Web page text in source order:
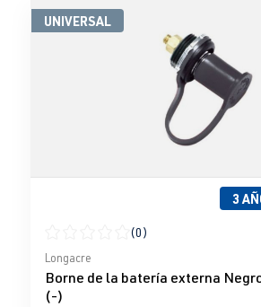
UNIVERSAL
3
Calificación promedio de 0 de 5
(0)
Longacre
Borne de la batería externa
(-)